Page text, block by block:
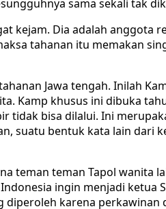
sama sekali tak
kejam. Dia adalah anggota
tahanan itu memakan
Jawa tengah. Inilah
Kamp khusus ini dibuka
bisa dilalui. Ini
suatu bentuk kata lain dari
teman teman Tapol wanita
ingin menjadi ketua
karena